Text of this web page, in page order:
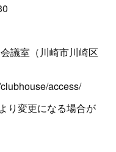
議室（川崎市川崎区
access/
り変更になる場合が